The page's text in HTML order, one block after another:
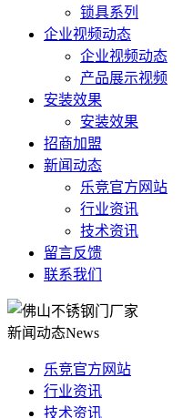
锁具系列
企业视频动态
企业视频动态
产品展示视频
安装效果
安装效果
招商加盟
新闻动态
乐竞官方网站
行业资讯
技术资讯
留言反馈
联系我们
新闻动态News
乐竞官方网站
行业资讯
技术资讯